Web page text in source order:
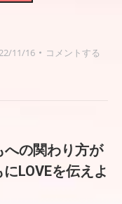
11/16 コメントする
への関わり方が
LOVEを伝えよ